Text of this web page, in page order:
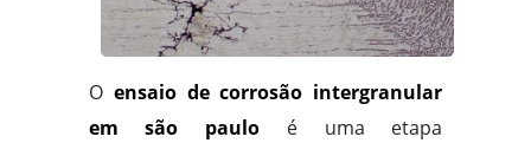
O ensaio de corrosão intergranular
em são paulo é uma etapa